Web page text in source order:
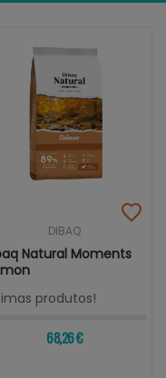
DIBAQ
Natural Moments
produtos!
68,26 €